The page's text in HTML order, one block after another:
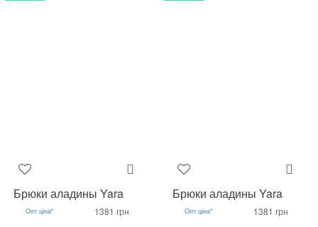
Брюки аладины Yara
Опт ціна* 1381 грн
Брюки аладины Yara
Опт ціна* 1381 грн